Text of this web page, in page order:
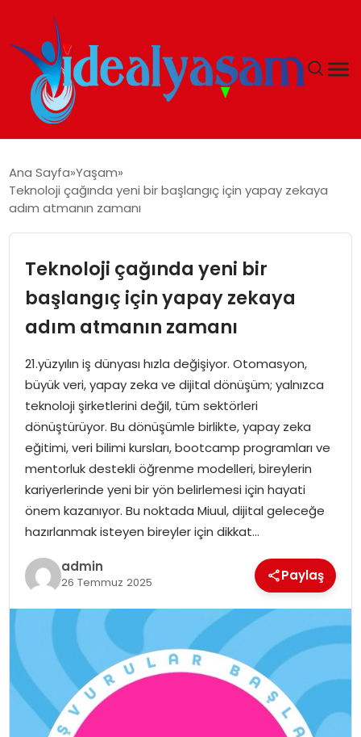
GÜNDEM
İDEAL SPOR
YAŞAM
MAGAZIN
SAĞLIK
SOSYAL HABER
Ana Sayfa Yaşam
Teknoloji çağında yeni bir başlangıç için yapay zekaya
adım atmanın zamanı
Teknoloji çağında yeni bir
başlangıç için yapay zekaya
adım atmanın zamanı
21.yüzyılın iş dünyası hızla değişiyor. Otomasyon,
büyük veri, yapay zeka ve dijital dönüşüm; yalnızca
teknoloji şirketlerini değil, tüm sektörleri
dönüştürüyor. Bu dönüşümle birlikte, yapay zeka
eğitimi, veri bilimi kursları, bootcamp programları ve
mentorluk destekli öğrenme modelleri, bireylerin
kariyerlerinde yeni bir yön belirlemesi için hayati
önem kazanıyor. Bu noktada Miuul, dijital geleceğe
hazırlanmak isteyen bireyler için dikkat…
admin
26 Temmuz 2025 Paylaş